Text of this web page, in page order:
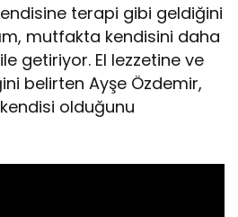
terapi gibi geldiğini
mutfakta kendisini daha
getiriyor. El lezzetine ve
belirten Ayşe Özdemir,
olduğunu